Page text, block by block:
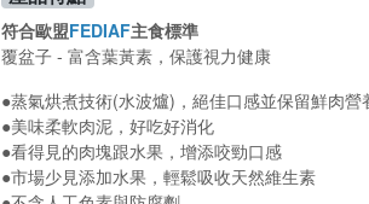
符合歐盟FEDIAF主食標準
覆盆子 - 富含葉黃素，保護視力健康
●蒸氣烘煮技術(水波爐)，絕佳口感並保留鮮肉營
●美味柔軟肉泥，好吃好消化
●看得見的肉塊跟水果，增添咬勁口感
●市場少見添加水果，輕鬆吸收天然維生素